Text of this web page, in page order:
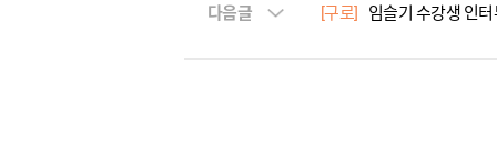
다음글 [구로] 임슬기 수강생 인터